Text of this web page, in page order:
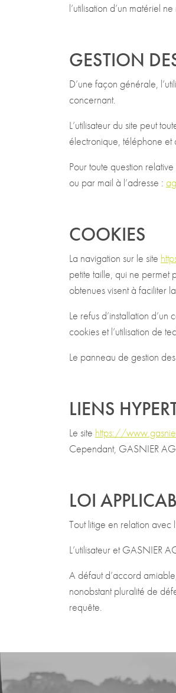
l’utilisation d’un matériel
GESTION
D’une façon générale,
concernant.
L’utilisateur du site peut
électronique, téléphone et
Pour toute question
ou par mail à l’adresse :
COOKIES
La navigation sur le site
petite taille, qui ne permet
obtenues visent à faciliter
Le refus d’installation
cookies et l’utilisation de
Le panneau de gestion
LIENS
Le site https://
Cependant, GASNIER
LOI
Tout litige en relation avec
L’utilisateur et GASNIER
A défaut d’accord
nonobstant pluralité de
requête.